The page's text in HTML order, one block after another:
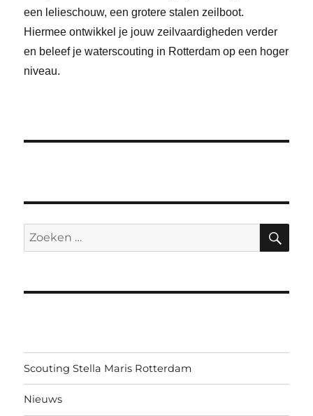
een lelieschouw, een grotere stalen zeilboot.
Hiermee ontwikkel je jouw zeilvaardigheden verder
en beleef je waterscouting in Rotterdam op een hoger
niveau.
Zoeken
naar:
Scouting Stella Maris Rotterdam
Nieuws